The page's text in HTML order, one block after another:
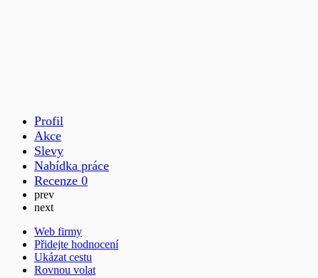
Profil
Akce
Slevy
Nabídka práce
Recenze 0
prev
next
Web firmy
Přidejte hodnocení
Ukázat cestu
Rovnou volat